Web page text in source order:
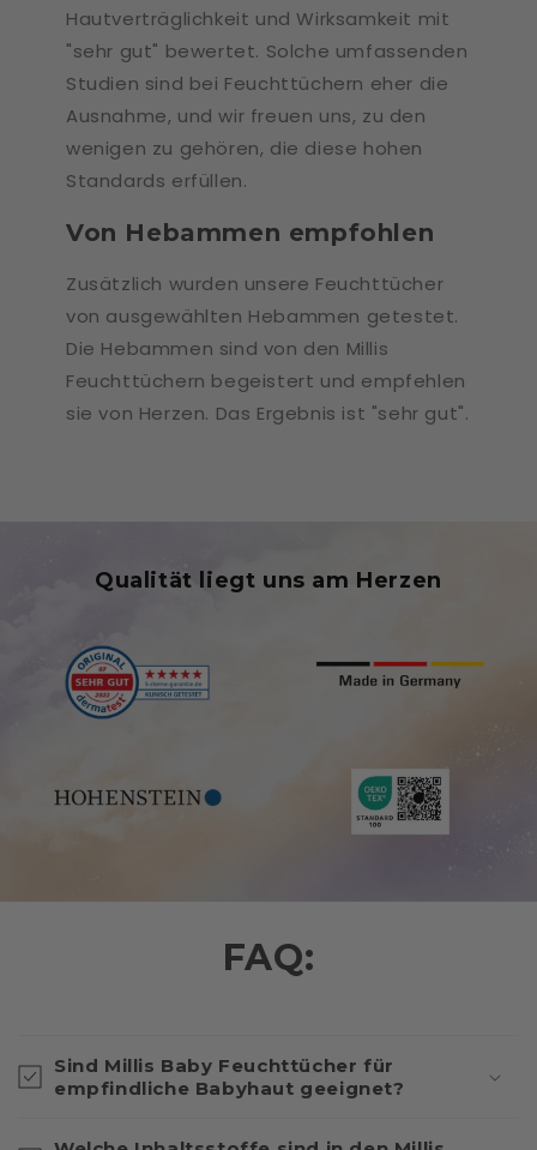
Hautverträglichkeit und Wirksamkeit mit
"sehr gut" bewertet. Solche umfassenden
Studien sind bei Feuchttüchern eher die
Ausnahme, und wir freuen uns, zu den
wenigen zu gehören, die diese hohen
Standards erfüllen.
Von Hebammen empfohlen
Zusätzlich wurden unsere Feuchttücher
von ausgewählten Hebammen getestet.
Die Hebammen sind von den Millis
Feuchttüchern begeistert und empfehlen
sie von Herzen. Das Ergebnis ist "sehr gut".
Qualität liegt uns am Herzen
FAQ:
Sind Millis Baby Feuchttücher für
empfindliche Babyhaut geeignet?